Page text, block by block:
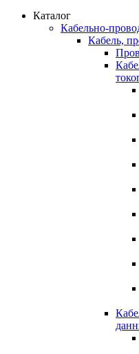
Каталог
Кабельно-
Кабель,